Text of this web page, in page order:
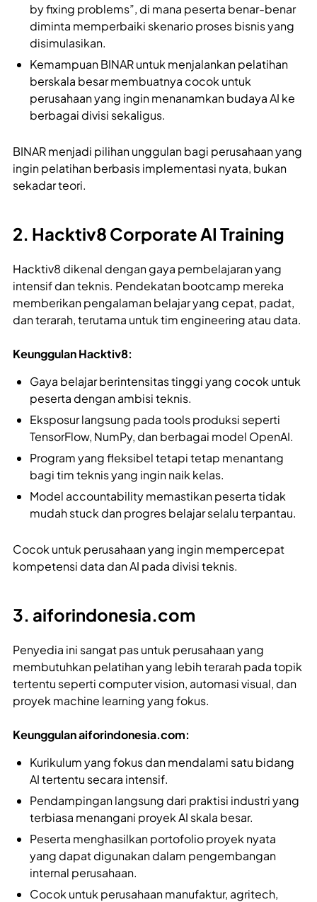
by fixing problems”, di mana peserta benar-benar
diminta memperbaiki skenario proses bisnis yang
disimulasikan.
Kemampuan BINAR untuk menjalankan pelatihan
berskala besar membuatnya cocok untuk
perusahaan yang ingin menanamkan budaya AI ke
berbagai divisi sekaligus.
BINAR menjadi pilihan unggulan bagi perusahaan yang
ingin pelatihan berbasis implementasi nyata, bukan
sekadar teori.
2. Hacktiv8 Corporate AI Training
Hacktiv8 dikenal dengan gaya pembelajaran yang
intensif dan teknis. Pendekatan bootcamp mereka
memberikan pengalaman belajar yang cepat, padat,
dan terarah, terutama untuk tim engineering atau data.
Keunggulan Hacktiv8:
Gaya belajar berintensitas tinggi yang cocok untuk
peserta dengan ambisi teknis.
Eksposur langsung pada tools produksi seperti
TensorFlow, NumPy, dan berbagai model OpenAI.
Program yang fleksibel tetapi tetap menantang
bagi tim teknis yang ingin naik kelas.
Model accountability memastikan peserta tidak
mudah stuck dan progres belajar selalu terpantau.
Cocok untuk perusahaan yang ingin mempercepat
kompetensi data dan AI pada divisi teknis.
3. aiforindonesia.com
Penyedia ini sangat pas untuk perusahaan yang
membutuhkan pelatihan yang lebih terarah pada topik
tertentu seperti computer vision, automasi visual, dan
proyek machine learning yang fokus.
Keunggulan aiforindonesia.com:
Kurikulum yang fokus dan mendalami satu bidang
AI tertentu secara intensif.
Pendampingan langsung dari praktisi industri yang
terbiasa menangani proyek AI skala besar.
Peserta menghasilkan portofolio proyek nyata
yang dapat digunakan dalam pengembangan
internal perusahaan.
Cocok untuk perusahaan manufaktur, agritech,